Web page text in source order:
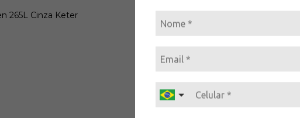
265L Cinza Keter